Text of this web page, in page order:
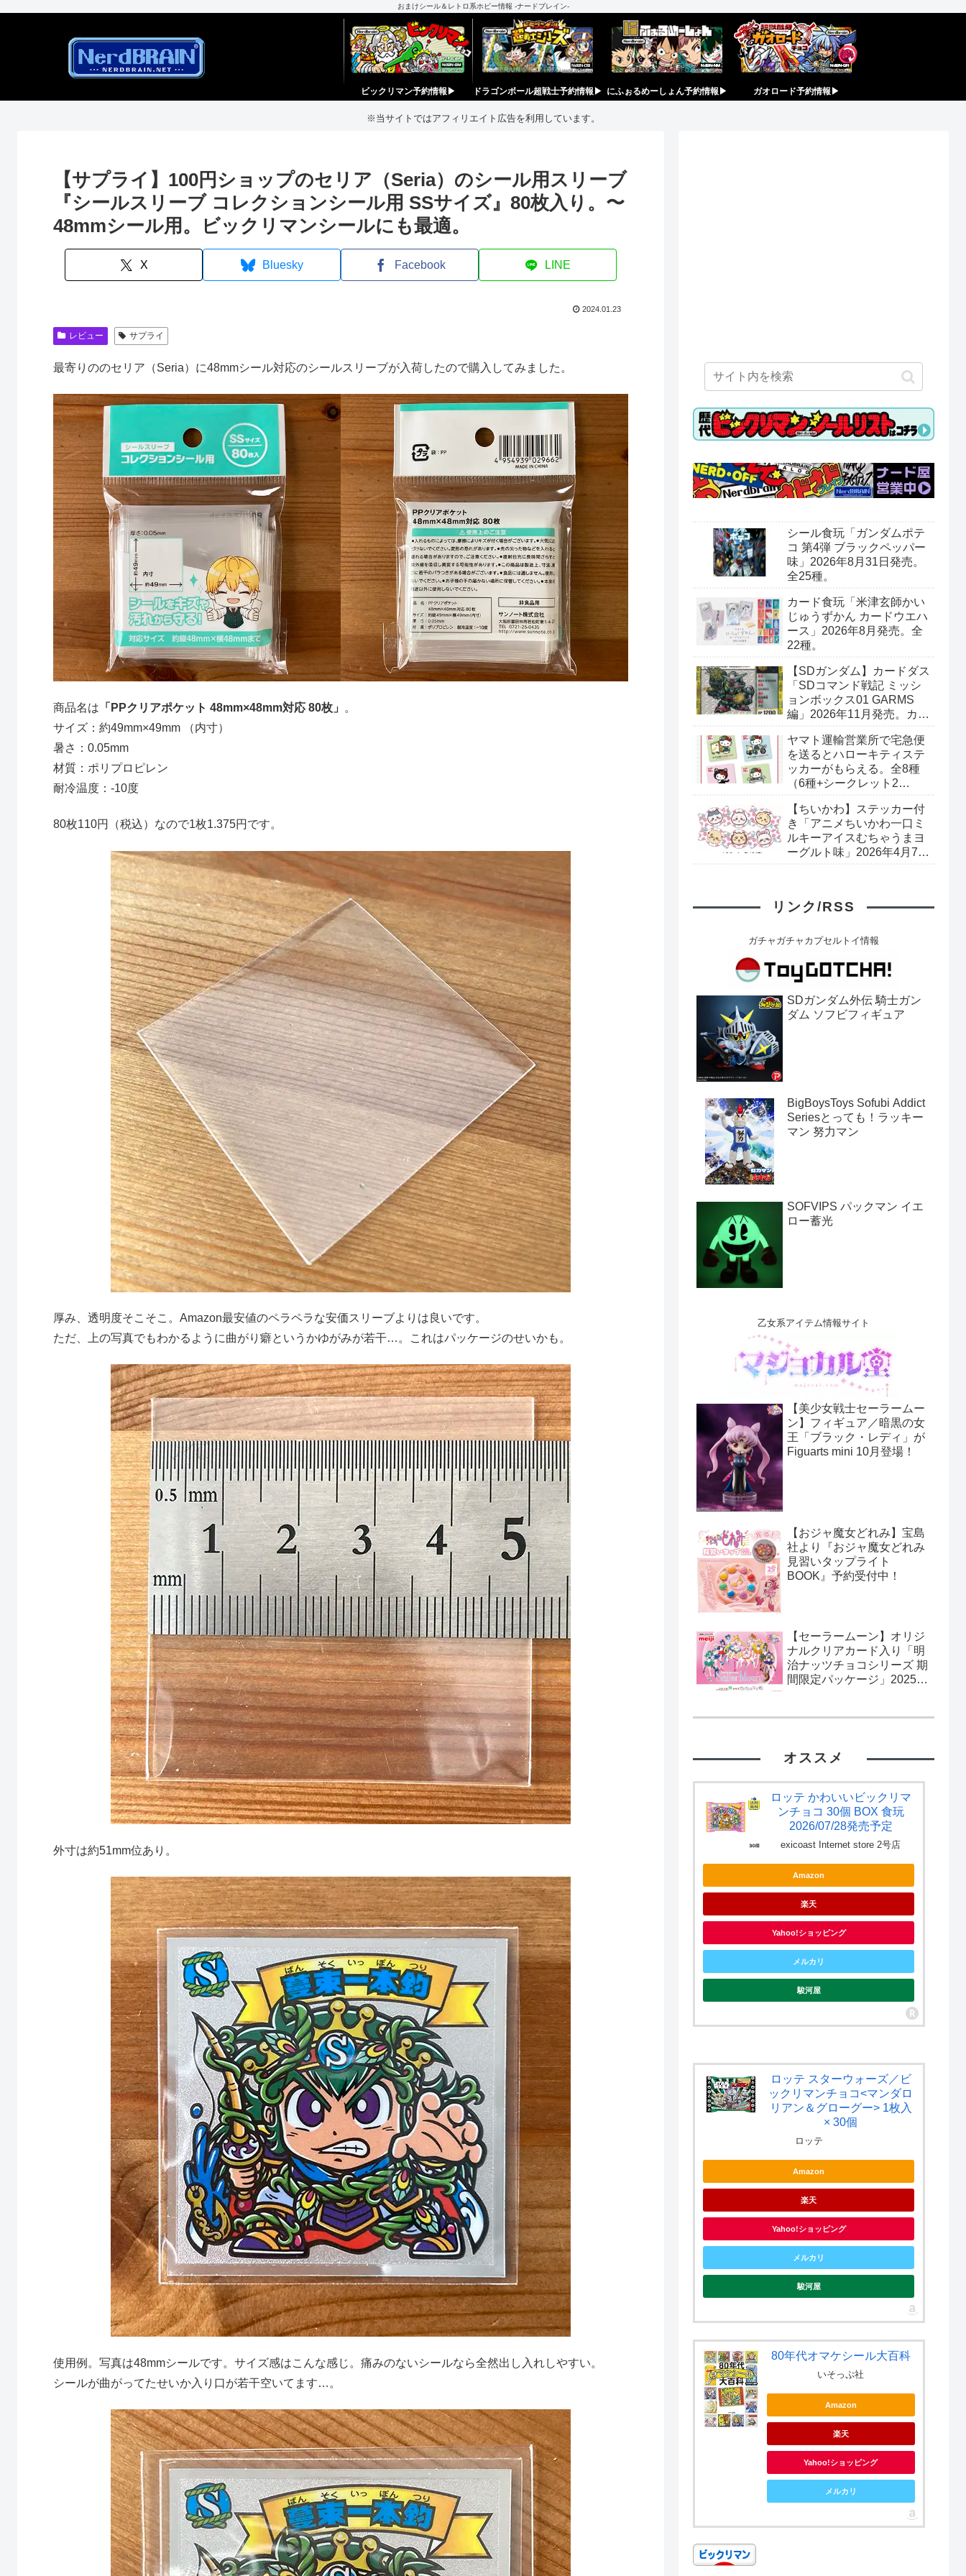
おまけシール＆レトロ系ホビー情報 -ナードブレイン-
ビックリマン予約情報▶︎ ドラゴンボール超戦士予約情報▶︎ にふぉるめーしょん予約情報▶︎ ガオロード予約情報▶︎
※当サイトではアフィリエイト広告を利用しています。
【サプライ】100円ショップのセリア（Seria）のシール用スリーブ
『シールスリーブ コレクションシール用 SSサイズ』80枚入り。〜
48mmシール用。ビックリマンシールにも最適。
X Bluesky Facebook LINE
2024.01.23
レビュー サプライ
最寄りののセリア（Seria）に48mmシール対応のシールスリーブが入荷したので購入してみました。
商品名は 「PPクリアポケット 48mm×48mm対応 80枚」
。
サイズ：約49mm×49mm （内寸）
暑さ：0.05mm
材質：ポリプロピレン
耐冷温度：-10度
80枚110円（税込）なので1枚1.375円です。
厚み、透明度そこそこ。Amazon最安値のペラペラな安価スリーブよりは良いです。
ただ、上の写真でもわかるように曲がり癖というかゆがみが若干…。これはパッケージのせいかも。
外寸は約51mm位あり。
使用例。写真は48mmシールです。サイズ感はこんな感じ。痛みのないシールなら全然出し入れしやすい。
シールが曲がってたせいか入り口が若干空いてます…。
シール食玩「ガンダムポテ
コ 第4弾 ブラックペッパー
味」2026年8月31日発売。
全25種。
カード食玩「米津玄師かい
じゅうずかん カードウエハ
ース」2026年8月発売。全
22種。
【SDガンダム】カードダス
「SDコマンド戦記 ミッシ
ョンボックス01 GARMS
編」2026年11月発売。カー
プレミアムバンダイ予約開
始。
ヤマト運輸営業所で宅急便
を送るとハローキティステ
ッカーがもらえる。全8種
（6種+シークレット2
キラシール。
【ちいかわ】ステッカー付
き「アニメちいかわ一口ミ
ルキーアイスむちゃうまヨ
ーグルト味」2026年4月7日
リンク/RSS
ガチャガチャカプセルトイ情報
SDガンダム外伝 騎士ガン
ダム ソフビフィギュア
BigBoysToys Sofubi Addict
Seriesとっても！ラッキー
マン 努力マン
SOFVIPS パックマン イエ
ロー蓄光
乙女系アイテム情報サイト
【美少女戦士セーラームー
ン】フィギュア／暗黒の女
王「ブラック・レディ」が
Figuarts mini 10月登場！
【おジャ魔女どれみ】宝島
社より『おジャ魔女どれみ
見習いタップライト
BOOK』予約受付中！
【セーラームーン】オリジ
ナルクリアカード入り「明
治ナッツチョコシリーズ 期
間限定パッケージ」2025年
オススメ
ロッテ かわいいビックリマ
ンチョコ 30個 BOX 食玩
2026/07/28発売予定
exicoast Internet store 2号店
Amazon
楽天
Yahoo!ショッピング
メルカリ
駿河屋
ロッテ スターウォーズ／ビ
ックリマンチョコ<マンダロ
リアン＆グローグー> 1枚入
× 30個
ロッテ
Amazon
楽天
Yahoo!ショッピング
メルカリ
駿河屋
80年代オマケシール大百科
いそっぷ社
Amazon
楽天
Yahoo!ショッピング
メルカリ